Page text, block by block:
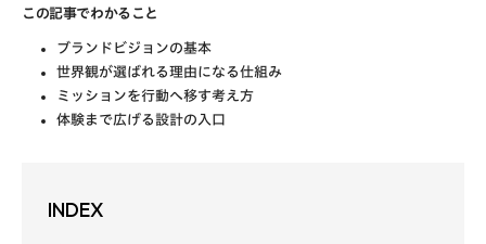
この記事でわかること
ブランドビジョンの基本
世界観が選ばれる理由になる仕組み
ミッションを行動へ移す考え方
体験まで広げる設計の入口
INDEX